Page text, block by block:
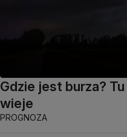
Gdzie jest burza?
wieje
PROGNOZA